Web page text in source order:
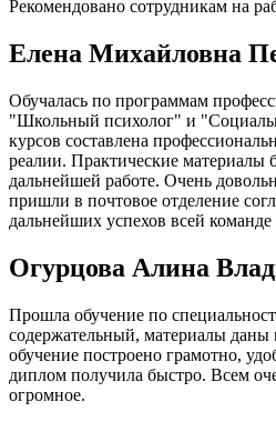
Рекомендовано сотрудникам на
Елена Михайловна
Обучалась по программам
"Школьный психолог" и
курсов составлена
реалии. Практические материалы
дальнейшей работе. Очень
пришли в почтовое отделение
дальнейших успехов всей
Огурцова Алина
Прошла обучение по
содержательный, материалы даны
обучение построено грамотно,
диплом получила быстро. Всем
огромное.